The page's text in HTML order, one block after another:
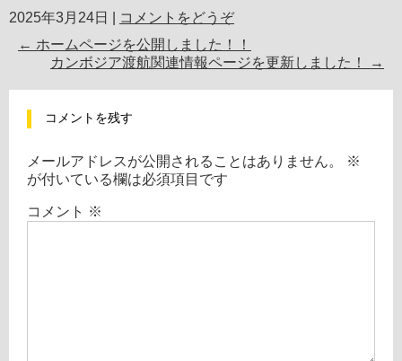
2025年3月24日
コメントをどうぞ
← ホームページを公開しました！！
カンボジア渡航関連情報ページを更新しました！
→
コメントを残す
メールアドレスが公開されることはありません。
※
が付いている欄は必須項目です
コメント ※